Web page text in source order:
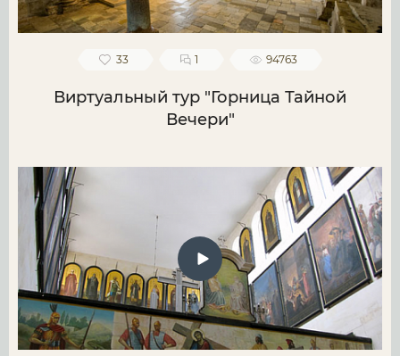
33 1 94763
Виртуальный тур "Горница Тайной
Вечери"